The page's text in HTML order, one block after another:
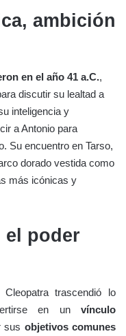
ambición
en el año 41 a.C.,
discutir su lealtad a
inteligencia y
a Antonio para
Su encuentro en Tarso,
dorado vestida como
más icónicas y
el poder
trascendió lo
en un vínculo
sus objetivos comunes